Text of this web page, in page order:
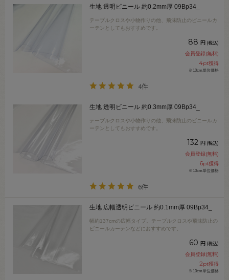
生地 透明ビニール 約0.2mm厚 09Bp34_
テーブルクロスや小物作りの他、飛沫防止のビニールカ
ーテンとしてもおすすめです。
88 円 (税込)
会員登録(無料)
4pt獲得
※10cm単位価格
4件
生地 透明ビニール 約0.3mm厚 09Bp34_
テーブルクロスや小物作りの他、飛沫防止のビニールカ
ーテンとしてもおすすめです。
132 円 (税込)
会員登録(無料)
6pt獲得
※10cm単位価格
6件
生地 広幅透明ビニール 約0.1mm厚 09Bp34_
幅約137cmの広幅タイプ。テーブルクロスや飛沫防止の
ビニールカーテンなどにおすすめです。
60 円 (税込)
会員登録(無料)
2pt獲得
※10cm単位価格